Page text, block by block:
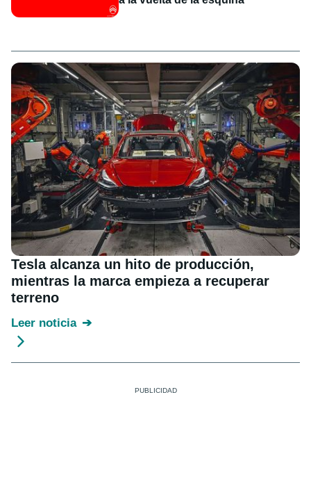
Tesla alcanza un hito de producción,
mientras la marca empieza a recuperar
terreno
Leer noticia